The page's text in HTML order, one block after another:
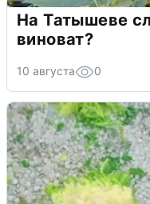
На Татышеве
виноват?
10 августа 0